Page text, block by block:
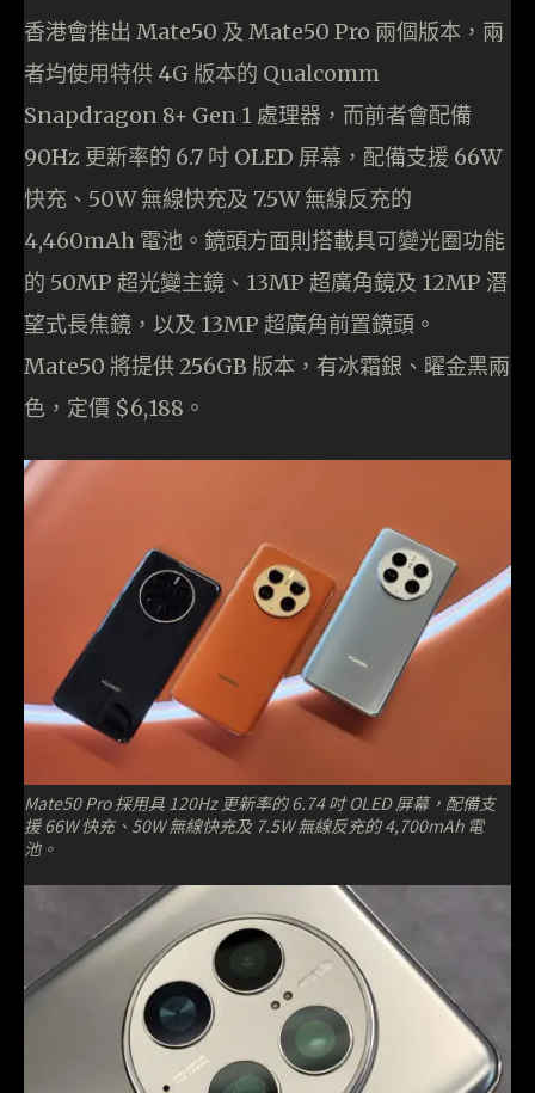
香港會推出 Mate50 及 Mate50 Pro 兩個版本，兩
者均使用特供 4G 版本的 Qualcomm
Snapdragon 8+ Gen 1 處理器，而前者會配備
90Hz 更新率的 6.7 吋 OLED 屏幕，配備支援 66W
快充、50W 無線快充及 7.5W 無線反充的
4,460mAh 電池。鏡頭方面則搭載具可變光圈功能
的 50MP 超光變主鏡、13MP 超廣角鏡及 12MP 潛
望式長焦鏡，以及 13MP 超廣角前置鏡頭。
Mate50 將提供 256GB 版本，有冰霜銀、曜金黑兩
色，定價 $6,188。
Mate50 Pro 採用具 120Hz 更新率的 6.74 吋 OLED 屏幕，配備支
援 66W 快充、50W 無線快充及 7.5W 無線反充的 4,700mAh 電
池。